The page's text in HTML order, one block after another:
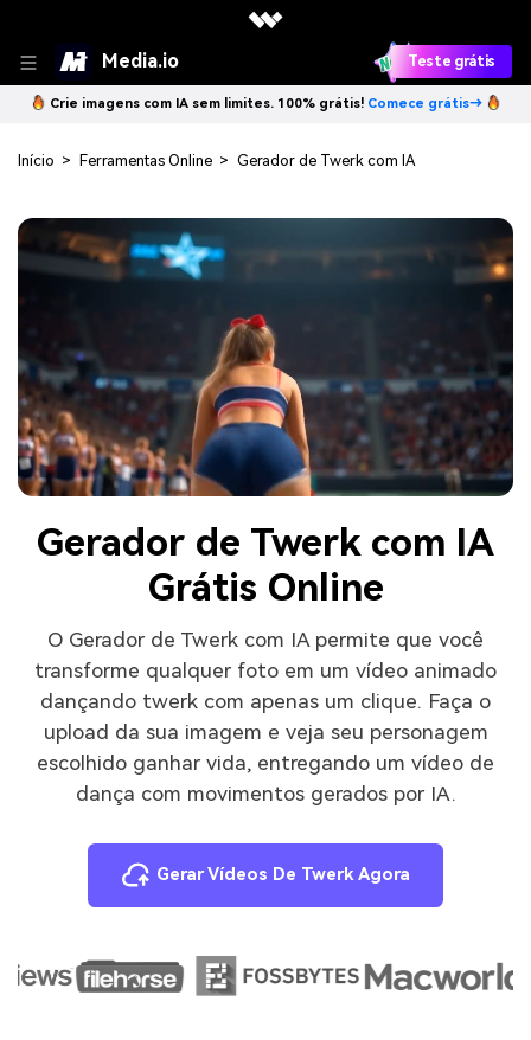
Media.io Teste grátis
Crie imagens com IA sem limites. 100% grátis! Comece grátis→
Início > Ferramentas Online > Gerador de Twerk com IA
Gerador de Twerk com IA
Grátis Online
O Gerador de Twerk com IA permite que você
transforme qualquer foto em um vídeo animado
dançando twerk com apenas um clique. Faça o
upload da sua imagem e veja seu personagem
escolhido ganhar vida, entregando um vídeo de
dança com movimentos gerados por IA.
Gerar Vídeos De Twerk Agora